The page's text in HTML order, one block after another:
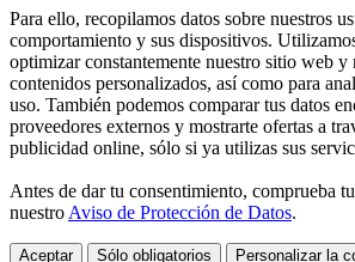
Para ello, recopilamos datos sobre nuestros
comportamiento y sus dispositivos.
optimizar constantemente nuestro sitio web
contenidos personalizados, así como para
uso. También podemos comparar tus datos
proveedores externos y mostrarte ofertas a
publicidad online, sólo si ya utilizas sus
Antes de dar tu consentimiento, comprueba
nuestro Aviso de Protección de Datos.
Aceptar Sólo obligatorios Personalizar la